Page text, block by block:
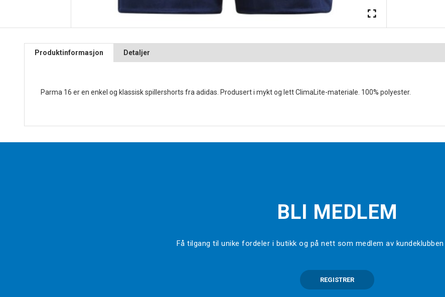
Produktinformasjon Detaljer
Parma 16 er en enkel og klassisk spillershorts fra adidas. Produsert i mykt og lett ClimaLite-materiale. 100% polyester.
BLI MEDLEM
Få tilgang til unike fordeler i butikk og på nett som medlem av kundeklubben
REGISTRER